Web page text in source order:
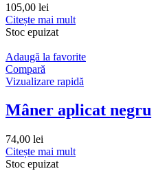
105,00 lei
Citește mai mult
Stoc epuizat
Adaugă la favorite
Compară
Vizualizare rapidă
Mâner aplicat negru
74,00 lei
Citește mai mult
Stoc epuizat